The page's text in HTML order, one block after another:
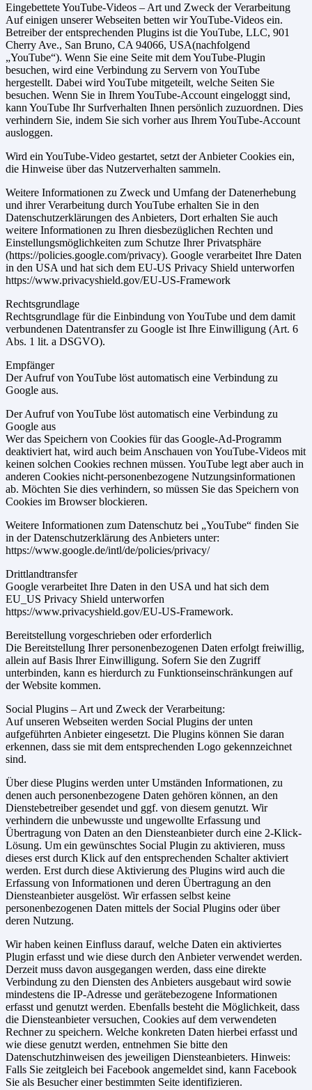
Eingebettete YouTube-Videos – Art und Zweck der Verarbeitung
Auf einigen unserer Webseiten betten wir YouTube-Videos ein.
Betreiber der entsprechenden Plugins ist die YouTube, LLC, 901
Cherry Ave., San Bruno, CA 94066, USA(nachfolgend
„YouTube“). Wenn Sie eine Seite mit dem YouTube-Plugin
besuchen, wird eine Verbindung zu Servern von YouTube
hergestellt. Dabei wird YouTube mitgeteilt, welche Seiten Sie
besuchen. Wenn Sie in Ihrem YouTube-Account eingeloggt sind,
kann YouTube Ihr Surfverhalten Ihnen persönlich zuzuordnen. Dies
verhindern Sie, indem Sie sich vorher aus Ihrem YouTube-Account
ausloggen.
Wird ein YouTube-Video gestartet, setzt der Anbieter Cookies ein,
die Hinweise über das Nutzerverhalten sammeln.
Weitere Informationen zu Zweck und Umfang der Datenerhebung
und ihrer Verarbeitung durch YouTube erhalten Sie in den
Datenschutzerklärungen des Anbieters, Dort erhalten Sie auch
weitere Informationen zu Ihren diesbezüglichen Rechten und
Einstellungsmöglichkeiten zum Schutze Ihrer Privatsphäre
(https://policies.google.com/privacy). Google verarbeitet Ihre Daten
in den USA und hat sich dem EU-US Privacy Shield unterworfen
https://www.privacyshield.gov/EU-US-Framework
Rechtsgrundlage
Rechtsgrundlage für die Einbindung von YouTube und dem damit
verbundenen Datentransfer zu Google ist Ihre Einwilligung (Art. 6
Abs. 1 lit. a DSGVO).
Empfänger
Der Aufruf von YouTube löst automatisch eine Verbindung zu
Google aus.
Der Aufruf von YouTube löst automatisch eine Verbindung zu
Google aus
Wer das Speichern von Cookies für das Google-Ad-Programm
deaktiviert hat, wird auch beim Anschauen von YouTube-Videos mit
keinen solchen Cookies rechnen müssen. YouTube legt aber auch in
anderen Cookies nicht-personenbezogene Nutzungsinformationen
ab. Möchten Sie dies verhindern, so müssen Sie das Speichern von
Cookies im Browser blockieren.
Weitere Informationen zum Datenschutz bei „YouTube“ finden Sie
in der Datenschutzerklärung des Anbieters unter:
https://www.google.de/intl/de/policies/privacy/
Drittlandtransfer
Google verarbeitet Ihre Daten in den USA und hat sich dem
EU_US Privacy Shield unterworfen
https://www.privacyshield.gov/EU-US-Framework.
Bereitstellung vorgeschrieben oder erforderlich
Die Bereitstellung Ihrer personenbezogenen Daten erfolgt freiwillig,
allein auf Basis Ihrer Einwilligung. Sofern Sie den Zugriff
unterbinden, kann es hierdurch zu Funktionseinschränkungen auf
der Website kommen.
Social Plugins – Art und Zweck der Verarbeitung:
Auf unseren Webseiten werden Social Plugins der unten
aufgeführten Anbieter eingesetzt. Die Plugins können Sie daran
erkennen, dass sie mit dem entsprechenden Logo gekennzeichnet
sind.
Über diese Plugins werden unter Umständen Informationen, zu
denen auch personenbezogene Daten gehören können, an den
Dienstebetreiber gesendet und ggf. von diesem genutzt. Wir
verhindern die unbewusste und ungewollte Erfassung und
Übertragung von Daten an den Diensteanbieter durch eine 2-Klick-
Lösung. Um ein gewünschtes Social Plugin zu aktivieren, muss
dieses erst durch Klick auf den entsprechenden Schalter aktiviert
werden. Erst durch diese Aktivierung des Plugins wird auch die
Erfassung von Informationen und deren Übertragung an den
Diensteanbieter ausgelöst. Wir erfassen selbst keine
personenbezogenen Daten mittels der Social Plugins oder über
deren Nutzung.
Wir haben keinen Einfluss darauf, welche Daten ein aktiviertes
Plugin erfasst und wie diese durch den Anbieter verwendet werden.
Derzeit muss davon ausgegangen werden, dass eine direkte
Verbindung zu den Diensten des Anbieters ausgebaut wird sowie
mindestens die IP-Adresse und gerätebezogene Informationen
erfasst und genutzt werden. Ebenfalls besteht die Möglichkeit, dass
die Diensteanbieter versuchen, Cookies auf dem verwendeten
Rechner zu speichern. Welche konkreten Daten hierbei erfasst und
wie diese genutzt werden, entnehmen Sie bitte den
Datenschutzhinweisen des jeweiligen Diensteanbieters. Hinweis:
Falls Sie zeitgleich bei Facebook angemeldet sind, kann Facebook
Sie als Besucher einer bestimmten Seite identifizieren.